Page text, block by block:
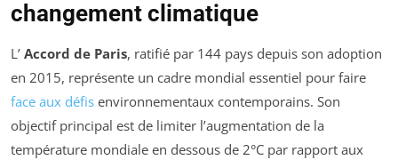
changement climatique
L’ Accord de Paris, ratifié par 144 pays depuis son adoption
en 2015, représente un cadre mondial essentiel pour faire
face aux défis environnementaux contemporains. Son
objectif principal est de limiter l’augmentation de la
température mondiale en dessous de 2°C par rapport aux